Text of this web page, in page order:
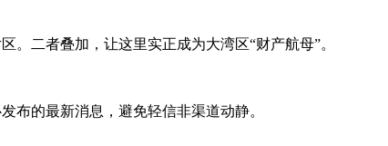
二者叠加，让这里实正成为大湾区“财产航母”。
的最新消息，避免轻信非渠道动静。